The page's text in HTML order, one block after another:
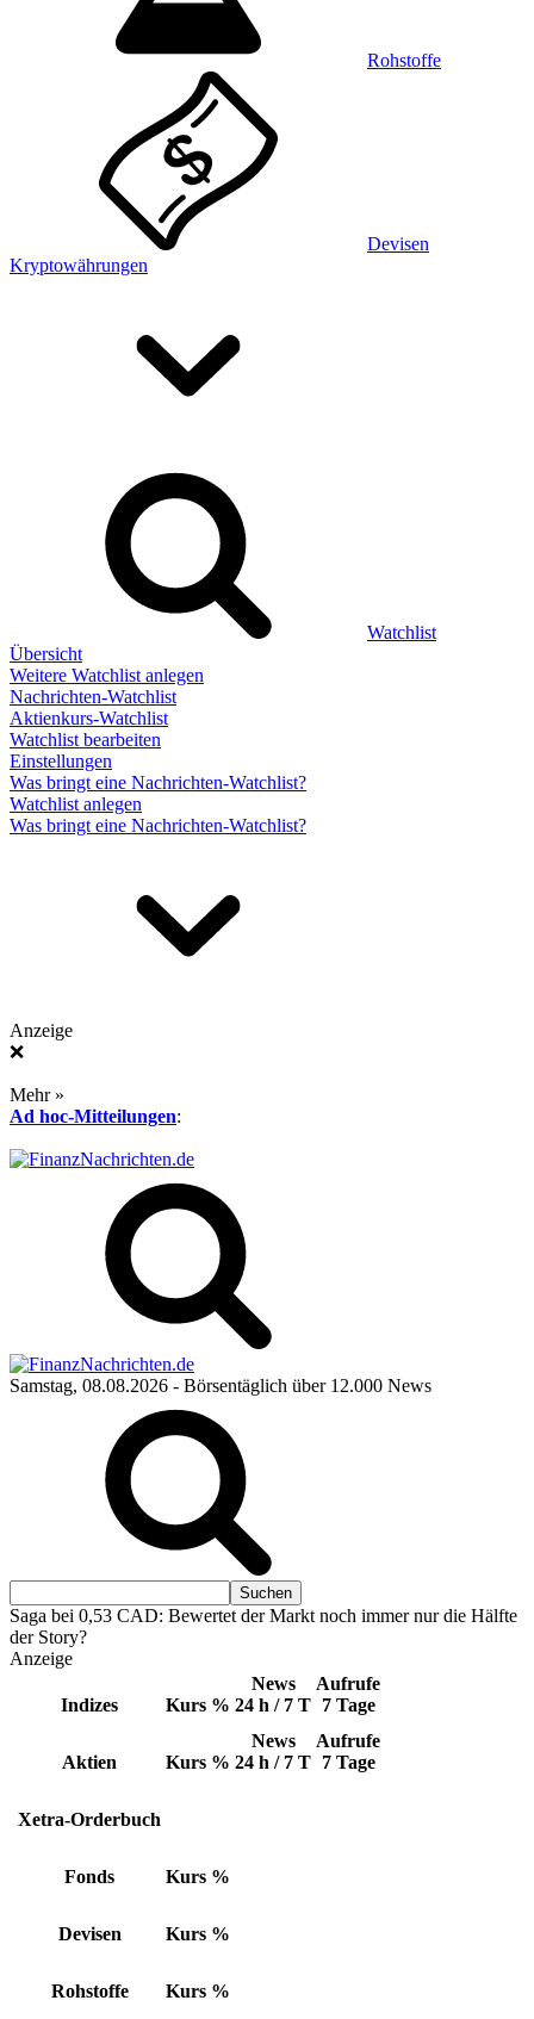
Rohstoffe
Devisen
Kryptowährungen
Watchlist
Übersicht
Weitere Watchlist anlegen
Nachrichten-Watchlist
Aktienkurs-Watchlist
Watchlist bearbeiten
Einstellungen
Was bringt eine Nachrichten-Watchlist?
Watchlist anlegen
Was bringt eine Nachrichten-Watchlist?
Anzeige
❌
Mehr »
Ad hoc-Mitteilungen:
Samstag, 08.08.2026 - Börsentäglich über 12.000 News
Saga bei 0,53 CAD: Bewertet der Markt noch immer nur die Hälfte
der Story?
Anzeige
Indizes Kurs %
News
24 h / 7 T
Aufrufe
7 Tage
Aktien Kurs %
News
24 h / 7 T
Aufrufe
7 Tage
Xetra-Orderbuch
Fonds Kurs %
Devisen Kurs %
Rohstoffe Kurs %